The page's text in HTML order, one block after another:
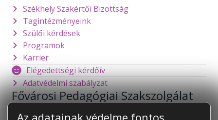
Székhely Szakértői Bizottság
Tagintézményeink
Szülői kérdések
Programok
Karrier
Elégedettségi kérdőív
Adatvédelmi szabályzat
Fővárosi Pedagógiai Szakszolgálat
1141 Budapest
Mogyoródi út 128.
Az adatainak védelme fontos